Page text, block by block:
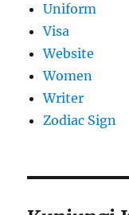
Uniform
Visa
Website
Women
Writer
Zodiac Sign